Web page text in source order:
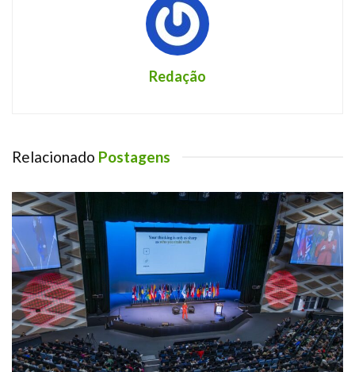
Redação
Relacionado Postagens